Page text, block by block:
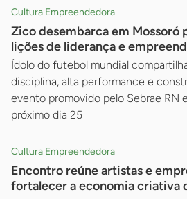
Cultura Empreendedora
Zico desembarca em Mossoró
lições de liderança e
Ídolo do futebol mundial
disciplina, alta performance e
evento promovido pelo Sebrae RN
próximo dia 25
Cultura Empreendedora
Encontro reúne artistas e
fortalecer a economia criativa